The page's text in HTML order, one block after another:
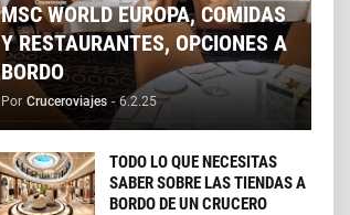
MSC WORLD EUROPA, COMIDAS
Y RESTAURANTES, OPCIONES A
BORDO
Por Cruceroviajes - 6.2.25
TODO LO QUE NECESITAS
SABER SOBRE LAS TIENDAS A
BORDO DE UN CRUCERO